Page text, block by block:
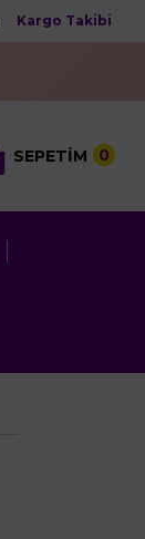
Kargo Takibi
SEPETİM 0